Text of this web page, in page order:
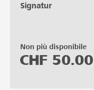
Signatur
Non più disponibile
CHF 50.00